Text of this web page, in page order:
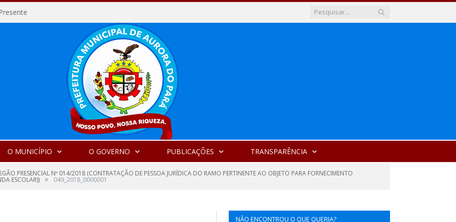
O MUNICÍPIO O GOVERNO PUBLICAÇÕES TRANSPARÊNCIA
PRESENCIAL Nº 014/2018 (CONTRATAÇÃO DE PESSOA JURÍDICA DO RAMO PERTINENTE AO OBJETO PARA FORNECIMENTO
ESCOLAR)) » 049_2018_0000001
NÃO ENCONTROU O QUE QUERIA?